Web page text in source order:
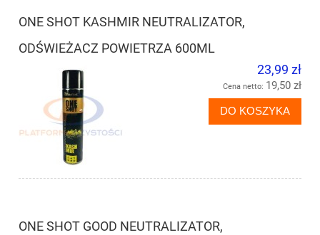
ONE SHOT KASHMIR NEUTRALIZATOR,
ODŚWIEŻACZ POWIETRZA 600ML
23,99 zł
Cena netto: 19,50 zł
DO KOSZYKA
ONE SHOT GOOD NEUTRALIZATOR,